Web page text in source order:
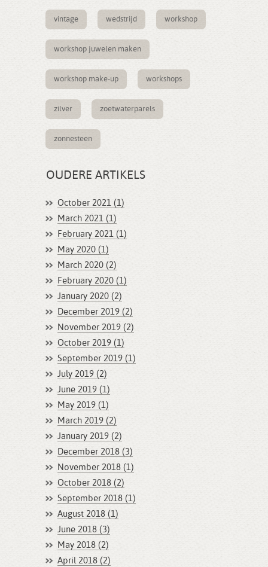
vintage wedstrijd workshop
workshop juwelen maken
workshop make-up workshops
zilver zoetwaterparels
zonnesteen
OUDERE ARTIKELS
October 2021 (1)
March 2021 (1)
February 2021 (1)
May 2020 (1)
March 2020 (2)
February 2020 (1)
January 2020 (2)
December 2019 (2)
November 2019 (2)
October 2019 (1)
September 2019 (1)
July 2019 (2)
June 2019 (1)
May 2019 (1)
March 2019 (2)
January 2019 (2)
December 2018 (3)
November 2018 (1)
October 2018 (2)
September 2018 (1)
August 2018 (1)
June 2018 (3)
May 2018 (2)
April 2018 (2)